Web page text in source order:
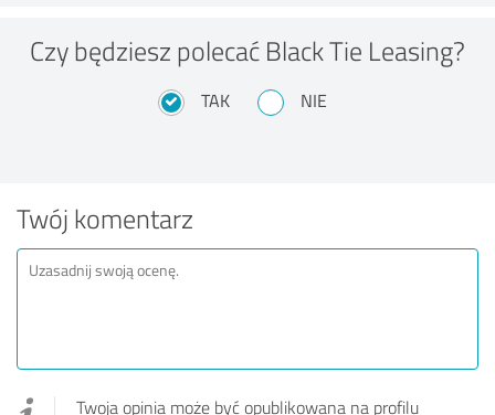
Czy będziesz polecać Black Tie Leasing?
TAK NIE
Twój komentarz
Twoja opinia może być opublikowana na profilu